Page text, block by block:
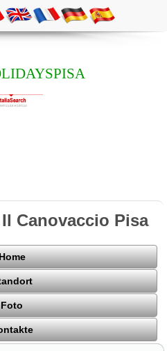
Canovaccio Pisa
Foto